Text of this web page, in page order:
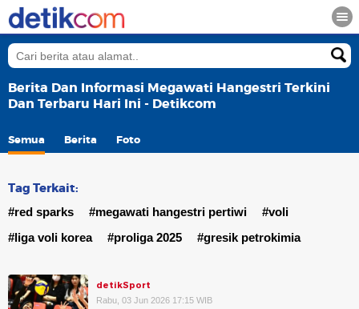
Berita Dan Informasi Megawati Hangestri Terkini
Dan Terbaru Hari Ini - Detikcom
Semua Berita Foto
Tag Terkait:
#red sparks #megawati hangestri pertiwi
#voli
#liga voli korea
#proliga 2025 #gresik petrokimia
detikSport
Rabu, 03 Jun 2026 17:15 WIB